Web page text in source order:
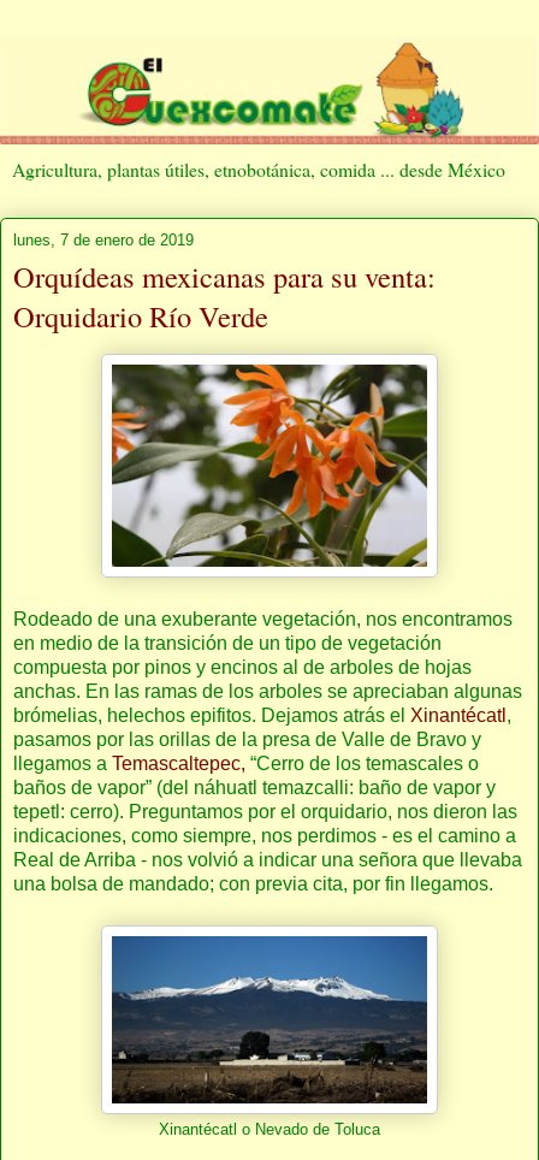
Agricultura, plantas útiles, etnobotánica, comida ... desde México
lunes, 7 de enero de 2019
Orquídeas mexicanas para su venta:
Orquidario Río Verde
Rodeado de una exuberante vegetación, nos encontramos
en medio de la transición de un tipo de vegetación
compuesta por pinos y encinos al de arboles de hojas
anchas. En las ramas de los arboles se apreciaban algunas
brómelias, helechos epifitos. Dejamos atrás el Xinantécatl ,
pasamos por las orillas de la presa de Valle de Bravo y
llegamos a Temascaltepec, “Cerro de los temascales o
baños de vapor” (del náhuatl temazcalli: baño de vapor y
tepetl: cerro). Preguntamos por el orquidario, nos dieron las
indicaciones, como siempre, nos perdimos - es el camino a
Real de Arriba - nos volvió a indicar una señora que llevaba
una bolsa de mandado; con previa cita, por fin llegamos.
Xinantécatl o Nevado de Toluca